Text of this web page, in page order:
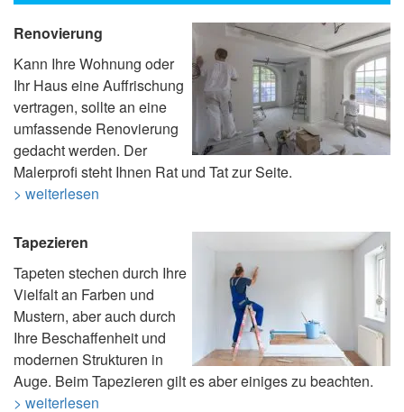
Renovierung
Kann Ihre Wohnung oder
Ihr Haus eine Auffrischung
vertragen, sollte an eine
umfassende Renovierung
gedacht werden. Der
Malerprofi steht Ihnen Rat und Tat zur Seite.
> weiterlesen
Tapezieren
Tapeten stechen durch Ihre
Vielfalt an Farben und
Mustern, aber auch durch
Ihre Beschaffenheit und
modernen Strukturen in
Auge. Beim Tapezieren gilt es aber einiges zu beachten.
> weiterlesen